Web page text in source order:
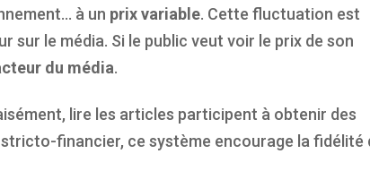
à un prix variable. Cette fluctuation est
sur le média. Si le public veut voir le prix de son
du média.
lire les articles participent à obtenir des
financier, ce système encourage la fidélité